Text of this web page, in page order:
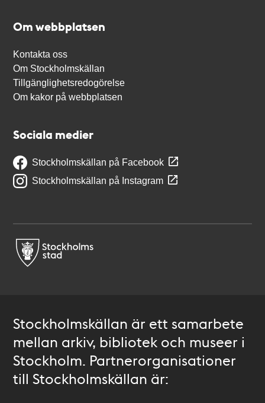
Om webbplatsen
Kontakta oss
Om Stockholmskällan
Tillgänglighetsredogörelse
Om kakor på webbplatsen
Sociala medier
Stockholmskällan på Facebook
Stockholmskällan på Instagram
Stockholmskällan är ett samarbete
mellan arkiv, bibliotek och museer i
Stockholm. Partnerorganisationer
till Stockholmskällan är: